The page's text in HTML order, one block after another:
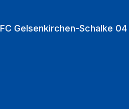
FC Gelsenkirchen-Schalke 04